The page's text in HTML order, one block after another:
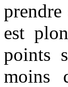
est
points
moins